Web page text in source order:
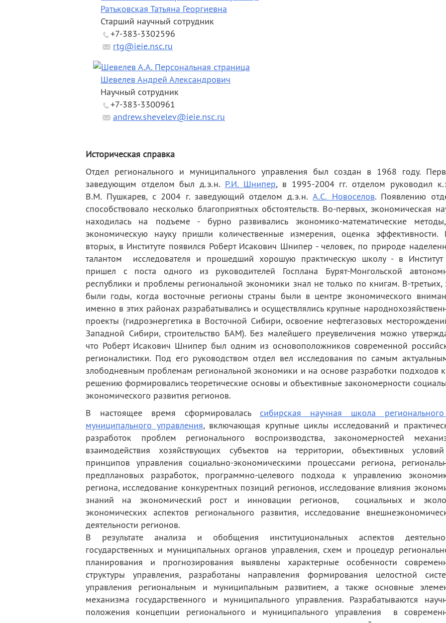
Ратьковская Татьяна Георгиевна
Старший научный сотрудник
+7-383-3302596
rtg@ieie.nsc.ru
Шевелев Андрей Александрович
Научный сотрудник
+7-383-3300961
andrew.shevelev@ieie.nsc.ru
Историческая справка
Отдел регионального и муниципального управления был создан в 1968 году.
заведующим отделом был д.э.н. Р.И. Шнипер, в 1995-2004 гг. отделом руководил
В.М. Пушкарев, с 2004 г. заведующий отделом д.э.н.А.С. Новоселов. Появлению
способствовало несколько благоприятных обстоятельств. Во-первых, экономическая
находилась на подъеме - бурно развивались экономико-математические
экономическую науку пришли количественные измерения, оценка эффективности.
вторых, в Институте появился Роберт Исакович Шнипер - человек, по природе
талантом исследователя и прошедший хорошую практическую школу - в
пришел с поста одного из руководителей Госплана Бурят-Монгольской
республики и проблемы региональной экономики знал не только по книгам. В-третьих,
были годы, когда восточные регионы страны были в центре экономического
именно в этих районах разрабатывались и осуществлялись крупные
проекты (гидроэнергетика в Восточной Сибири, освоение нефтегазовых
Западной Сибири, строительство БАМ). Без малейшего преувеличения можно
что Роберт Исакович Шнипер был одним из основоположников современной
регионалистики. Под его руководством отдел вел исследования по самым
злободневным проблемам региональной экономики и на основе разработки подходов
решению формировались теоретические основы и объективные закономерности
экономического развития регионов.
В настоящее время сформировалась сибирская научная школа
муниципального управления, включающая крупные циклы исследований и
разработок проблем регионального воспроизводства, закономерностей
взаимодействия хозяйствующих субъектов на территории, объективных
принципов управления социально-экономическими процессами региона,
предплановых разработок, программно-целевого подхода к управлению
региона, исследование конкурентных позиций регионов, исследование влияния
знаний на экономический рост и инновации регионов, социальных и
экономических аспектов регионального развития, исследование
деятельности регионов.
В результате анализа и обобщения институциональных аспектов
государственных и муниципальных органов управления, схем и процедур
планирования и прогнозирования выявлены характерные особенности
структуры управления, разработаны направления формирования целостной
управления региональным и муниципальным развитием, а также основные
механизма государственного и муниципального управления. Разрабатываются
положения концепции регионального и муниципального управления в